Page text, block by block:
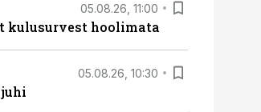
05.08.26, 11:00
kulusurvest hoolimata
05.08.26, 10:30